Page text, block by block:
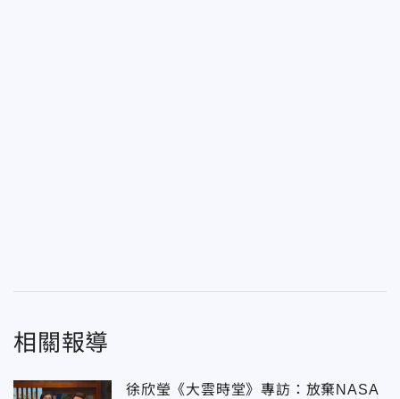
相關報導
徐欣瑩《大雲時堂》專訪：放棄NASA